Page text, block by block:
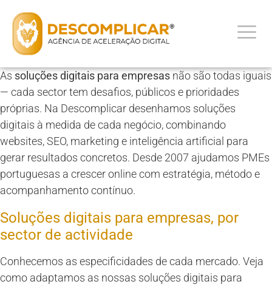
As soluções digitais para empresas não são todas iguais
— cada sector tem desafios, públicos e prioridades
próprias. Na Descomplicar desenhamos soluções
digitais à medida de cada negócio, combinando
websites, SEO, marketing e inteligência artificial para
gerar resultados concretos. Desde 2007 ajudamos PMEs
portuguesas a crescer online com estratégia, método e
acompanhamento contínuo.
Soluções digitais para empresas, por
sector de actividade
Conhecemos as especificidades de cada mercado. Veja
como adaptamos as nossas soluções digitais para